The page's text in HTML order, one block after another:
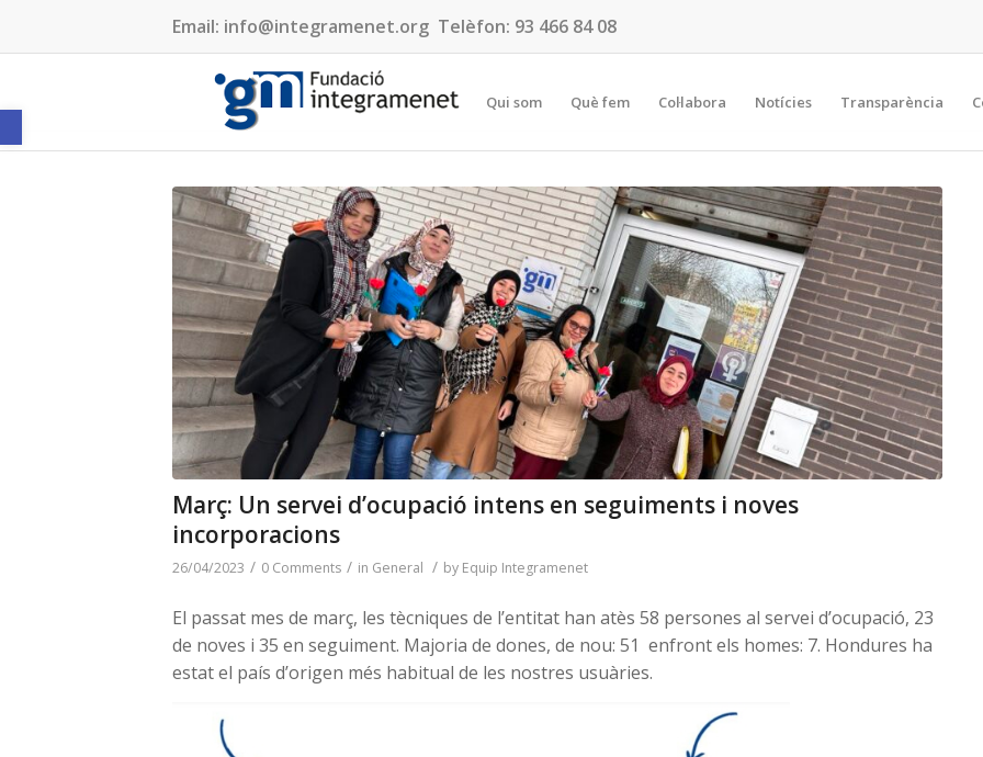
Obre la barra d'eines
Email: info@integramenet.org Telèfon: 93 466 84 08
Qui som Què fem Col·labora Notícies Transparència
Març: Un servei d’ocupació intens en seguiments i noves
incorporacions
26/04/2023 / 0 Comments / in General / by Equip Integramenet
El passat mes de març, les tècniques de l’entitat han atès 58 persones al servei d’ocupació, 23
de noves i 35 en seguiment. Majoria de dones, de nou: 51 enfront els homes: 7. Hondures ha
estat el país d’origen més habitual de les nostres usuàries.